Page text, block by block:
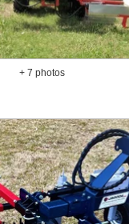
+ 7 photos